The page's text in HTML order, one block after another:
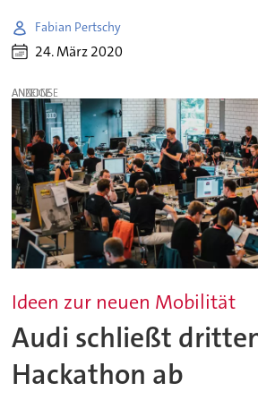
Fabian Pertschy
24. März 2020
ANZEIGE
Ideen zur neuen Mobilität
Audi schließt
Hackathon ab